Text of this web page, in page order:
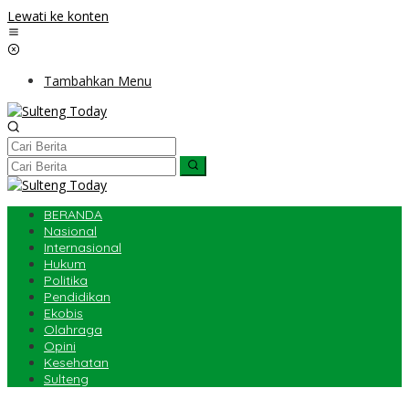
Lewati ke konten
Tambahkan Menu
BERANDA
Nasional
Internasional
Hukum
Politika
Pendidikan
Ekobis
Olahraga
Opini
Kesehatan
Sulteng